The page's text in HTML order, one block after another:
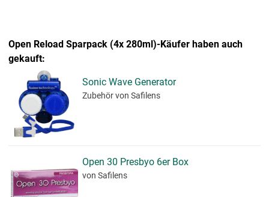
Open Reload Sparpack (4x 280ml)-Käufer haben auch
gekauft:
Sonic Wave Generator
Zubehör von Safilens
Open 30 Presbyo 6er Box
von Safilens